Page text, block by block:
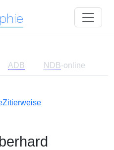
ADB NDB-online
Zitierweise